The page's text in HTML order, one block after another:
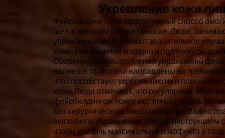
Укрепление кожи
Фейсбилдинг – это эффективный способ
шеи, о котором говорят многие. Люди,
упражнениями, отмечают значительное
кожи, уменьшение морщин и подтяжку овала
Особенностью выполнения упражнений
является то, что они направлены на
что способствует укреплению их и
кожи. Люди отмечают, что регулярные занятия
фейсбилдингом помогают им выглядеть
без хирургического вмешательства. Важно
выполнять упражнения, следуя инструкциям
чтобы достичь максимального эффекта и